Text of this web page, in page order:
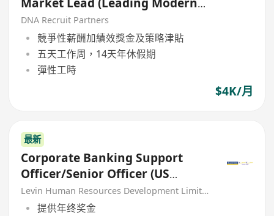
Market Lead (Leading Modern
Beverage Group)
DNA Recruit Partners
競爭性薪酬加績效獎金及策略津貼
五天工作周，14天年休假期
彈性工時
$4K/月
最新
Corporate Banking Support
Officer/Senior Officer (US
banking group)
Levin Human Resources Development Limited
提供年终奖金